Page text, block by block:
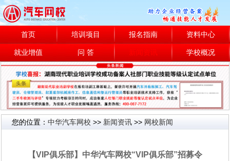
首页 培训项目 报名指南 资料中心
就业增值 问 答 新闻资讯 学校概况
您的位置：中华汽车网校 >> 新闻资讯 >> 网校新闻
【VIP俱乐部】中华汽车网校“VIP俱乐部”招募令